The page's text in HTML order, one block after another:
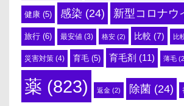
健康 (5) 感染 (24) 新型コロナウ
旅行 (6) 最安値 (3) 格安 (2) 比較 (7) 比
災害対策 (4) 育毛 (5) 育毛剤 (11) 薄毛
薬 (823) 返金 (2) 除菌 (24)